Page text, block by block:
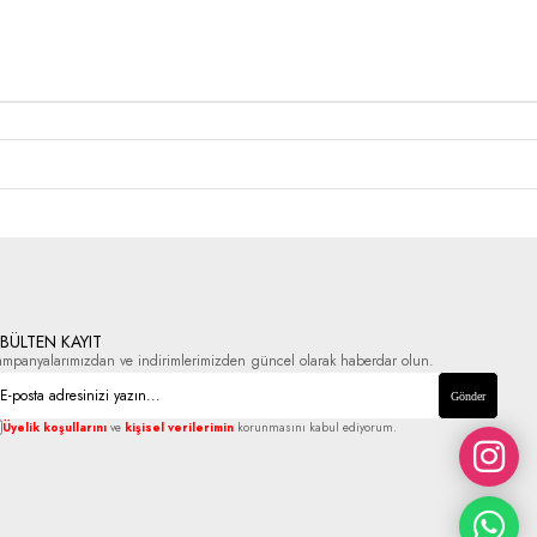
KAYIT
ve indirimlerimizden güncel olarak haberdar olun.
Gönder
Üyelik koşullarını ve kişisel verilerimin korunmasını kabul ediyorum.